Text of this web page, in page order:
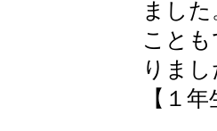
まし
こと
りまし
【１